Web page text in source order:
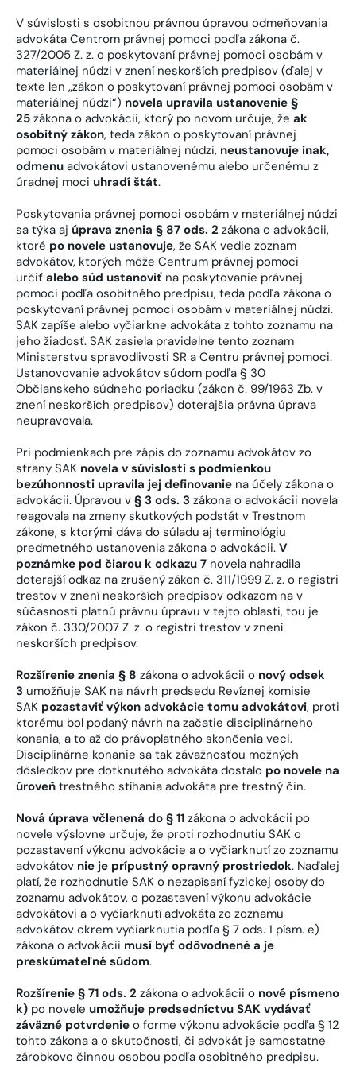
V súvislosti s osobitnou právnou úpravou odmeňovania
advokáta Centrom právnej pomoci podľa zákona č.
327/2005 Z. z. o poskytovaní právnej pomoci osobám v
materiálnej núdzi v znení neskorších predpisov (ďalej v
texte len „zákon o poskytovaní právnej pomoci osobám v
materiálnej núdzi“) novela upravila ustanovenie §
25 zákona o advokácii, ktorý po novom určuje, že ak
osobitný zákon, teda zákon o poskytovaní právnej
pomoci osobám v materiálnej núdzi, neustanovuje inak,
odmenu advokátovi ustanovenému alebo určenému z
úradnej moci uhradí štát.
Poskytovania právnej pomoci osobám v materiálnej núdzi
sa týka aj úprava znenia § 87 ods. 2 zákona o advokácii,
ktoré po novele ustanovuje, že SAK vedie zoznam
advokátov, ktorých môže Centrum právnej pomoci
určiť alebo súd ustanoviť na poskytovanie právnej
pomoci podľa osobitného predpisu, teda podľa zákona o
poskytovaní právnej pomoci osobám v materiálnej núdzi.
SAK zapíše alebo vyčiarkne advokáta z tohto zoznamu na
jeho žiadosť. SAK zasiela pravidelne tento zoznam
Ministerstvu spravodlivosti SR a Centru právnej pomoci.
Ustanovovanie advokátov súdom podľa § 30
Občianskeho súdneho poriadku (zákon č. 99/1963 Zb. v
znení neskorších predpisov) doterajšia právna úprava
neupravovala.
Pri podmienkach pre zápis do zoznamu advokátov zo
strany SAK novela v súvislosti s podmienkou
bezúhonnosti upravila jej definovanie na účely zákona o
advokácii. Úpravou v § 3 ods. 3 zákona o advokácii novela
reagovala na zmeny skutkových podstát v Trestnom
zákone, s ktorými dáva do súladu aj terminológiu
predmetného ustanovenia zákona o advokácii. V
poznámke pod čiarou k odkazu 7 novela nahradila
doterajší odkaz na zrušený zákon č. 311/1999 Z. z. o registri
trestov v znení neskorších predpisov odkazom na v
súčasnosti platnú právnu úpravu v tejto oblasti, tou je
zákon č. 330/2007 Z. z. o registri trestov v znení
neskorších predpisov.
Rozšírenie znenia § 8 zákona o advokácii o nový odsek
3 umožňuje SAK na návrh predsedu Revíznej komisie
SAK pozastaviť výkon advokácie tomu advokátovi, proti
ktorému bol podaný návrh na začatie disciplinárneho
konania, a to až do právoplatného skončenia veci.
Disciplinárne konanie sa tak závažnosťou možných
dôsledkov pre dotknutého advokáta dostalo po novele na
úroveň trestného stíhania advokáta pre trestný čin.
Nová úprava včlenená do § 11 zákona o advokácii po
novele výslovne určuje, že proti rozhodnutiu SAK o
pozastavení výkonu advokácie a o vyčiarknutí zo zoznamu
advokátov nie je prípustný opravný prostriedok. Naďalej
platí, že rozhodnutie SAK o nezapísaní fyzickej osoby do
zoznamu advokátov, o pozastavení výkonu advokácie
advokátovi a o vyčiarknutí advokáta zo zoznamu
advokátov okrem vyčiarknutia podľa § 7 ods. 1 písm. e)
zákona o advokácii musí byť odôvodnené a je
preskúmateľné súdom.
Rozšírenie § 71 ods. 2 zákona o advokácii o nové písmeno
k) po novele umožňuje predsedníctvu SAK vydávať
záväzné potvrdenie o forme výkonu advokácie podľa § 12
tohto zákona a o skutočnosti, či advokát je samostatne
zárobkovo činnou osobou podľa osobitného predpisu.